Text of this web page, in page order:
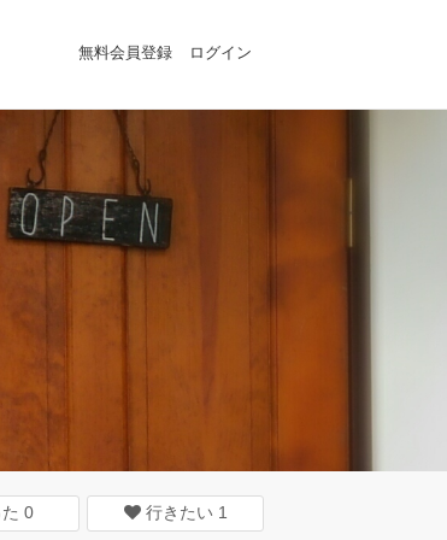
無料会員登録 ログイン
0 行きたい 1